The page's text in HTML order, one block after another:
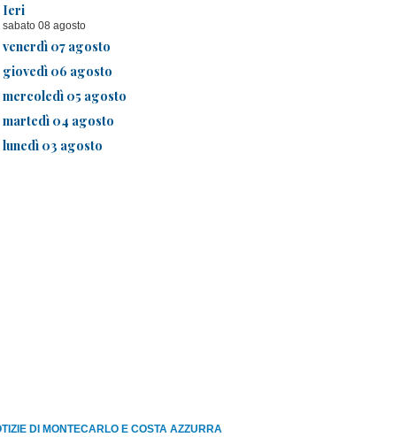
Ieri
sabato 08 agosto
venerdì 07 agosto
giovedì 06 agosto
mercoledì 05 agosto
martedì 04 agosto
lunedì 03 agosto
DI MONTECARLO E COSTA AZZURRA